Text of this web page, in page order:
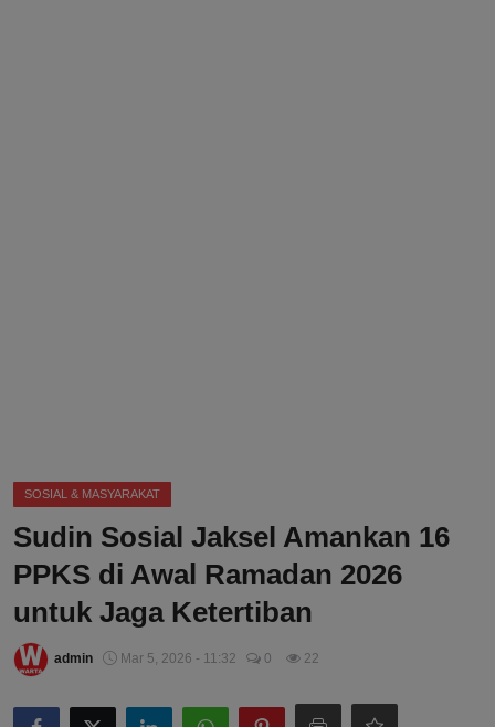
SOSIAL & MASYARAKAT
Sudin Sosial Jaksel Amankan 16
PPKS di Awal Ramadan 2026
untuk Jaga Ketertiban
admin Mar 5, 2026 - 11:32 0 22